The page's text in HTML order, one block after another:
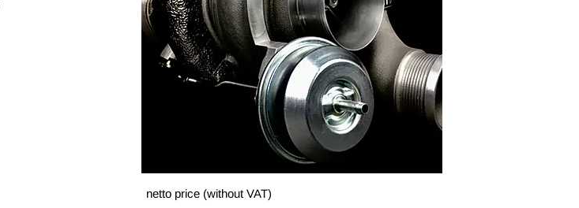
netto price (without VAT)